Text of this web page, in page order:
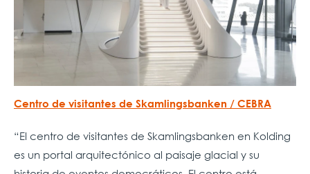
Centro de visitantes de Skamlingsbanken / CEBRA
“El centro de visitantes de Skamlingsbanken en Kolding
es un portal arquitectónico al paisaje glacial y su